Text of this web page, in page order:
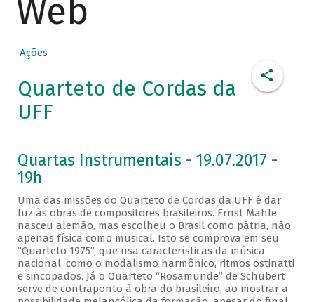
Web
Ações
Quarteto de Cordas da
UFF
Quartas Instrumentais - 19.07.2017 -
19h
Uma das missões do Quarteto de Cordas da UFF é dar
luz às obras de compositores brasileiros. Ernst Mahle
nasceu alemão, mas escolheu o Brasil como pátria, não
apenas física como musical. Isto se comprova em seu
“Quarteto 1975”, que usa características da música
nacional, como o modalismo harmônico, ritmos ostinatti
e sincopados. Já o Quarteto “Rosamunde” de Schubert
serve de contraponto à obra do brasileiro, ao mostrar a